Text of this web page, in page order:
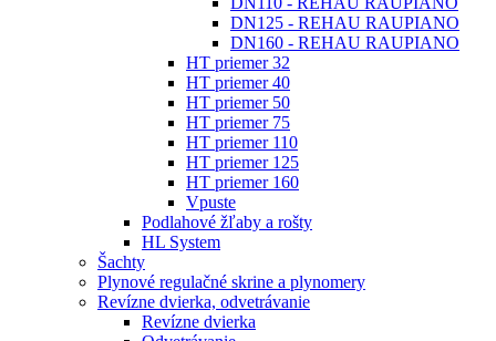
DN125 - REHAU RAUPIANO
DN160 - REHAU RAUPIANO
HT priemer 32
HT priemer 40
HT priemer 50
HT priemer 75
HT priemer 110
HT priemer 125
HT priemer 160
Vpuste
Podlahové žľaby a rošty
HL System
Šachty
Plynové regulačné skrine a plynomery
Revízne dvierka, odvetrávanie
Revízne dvierka